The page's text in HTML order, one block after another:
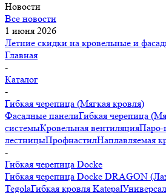
Новости
Все новости
1 июня 2026
Летние скидки на кровельные и
Главная
-
Каталог
-
Гибкая черепица (Мягкая кровля)
Фасадные панелиГибкая черепица
системыКровельная вентиляцияПаро-
лестницыПрофнастилНаплавляемая
-
Гибкая черепица Docke
Гибкая черепица Docke DRAGON
TegolaГибкая кровля Katepal